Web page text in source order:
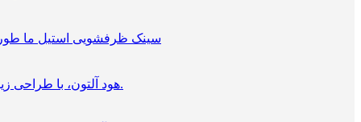
سینک ظرفشویی استیل ما
هود آلتون، با طراحی زیبا و عملکردی بی نقص، در همه مدل ها با دقت طراحی شده است تا در آشپزخانه شما سخت کار کند و فوق العاده به نظر برسد.